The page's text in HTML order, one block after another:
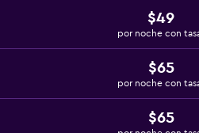
$49
por noche con
$65
por noche con
$65